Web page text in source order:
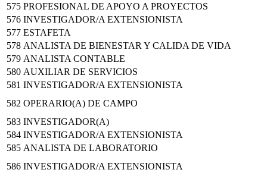
575 PROFESIONAL DE APOYO A PROYECTOS
576 INVESTIGADOR/A EXTENSIONISTA
577 ESTAFETA
578 ANALISTA DE BIENESTAR Y CALIDA DE VIDA
579 ANALISTA CONTABLE
580 AUXILIAR DE SERVICIOS
581 INVESTIGADOR/A EXTENSIONISTA
582 OPERARIO(A) DE CAMPO
583 INVESTIGADOR(A)
584 INVESTIGADOR/A EXTENSIONISTA
585 ANALISTA DE LABORATORIO
586 INVESTIGADOR/A EXTENSIONISTA